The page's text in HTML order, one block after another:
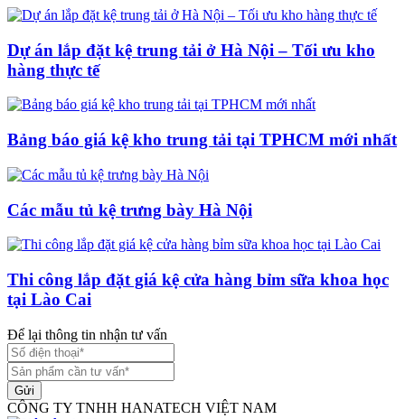
Dự án lắp đặt kệ trung tải ở Hà Nội – Tối ưu kho
hàng thực tế
Bảng báo giá kệ kho trung tải tại TPHCM mới nhất
Các mẫu tủ kệ trưng bày Hà Nội
Thi công lắp đặt giá kệ cửa hàng bỉm sữa khoa học
tại Lào Cai
Để lại thông tin nhận tư vấn
Gửi
CÔNG TY TNHH HANATECH VIỆT NAM